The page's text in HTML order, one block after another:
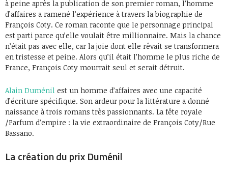
à peine après la publication de son premier roman, l’homme
d’affaires a ramené l’expérience à travers la biographie de
François Coty. Ce roman raconte que le personnage principal
est parti parce qu’elle voulait être millionnaire. Mais la chance
n’était pas avec elle, car la joie dont elle rêvait se transformera
en tristesse et peine. Alors qu’il était l’homme le plus riche de
France, François Coty mourrait seul et serait détruit.
Alain Duménil est un homme d’affaires avec une capacité
d’écriture spécifique. Son ardeur pour la littérature a donné
naissance à trois romans très passionnants. La fête royale
/Parfum d’empire : la vie extraordinaire de François Coty/Rue
Bassano.
La création du prix Duménil